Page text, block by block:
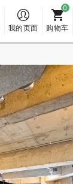
我的页面 购物车